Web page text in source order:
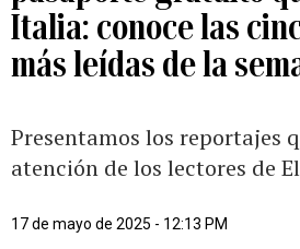
Italia: conoce las
más leídas de la
Presentamos los reportajes
atención de los lectores de
17 de mayo de 2025 - 12:13 PM